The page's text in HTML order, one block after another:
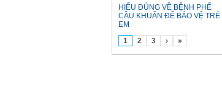
HIỂU ĐÚNG VỀ BỆNH PHẾ
CẦU KHUẨN ĐỂ BẢO VỆ TRẺ
EM
1
2 3 › »